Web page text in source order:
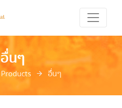
อื่นๆ
Products อื่นๆ